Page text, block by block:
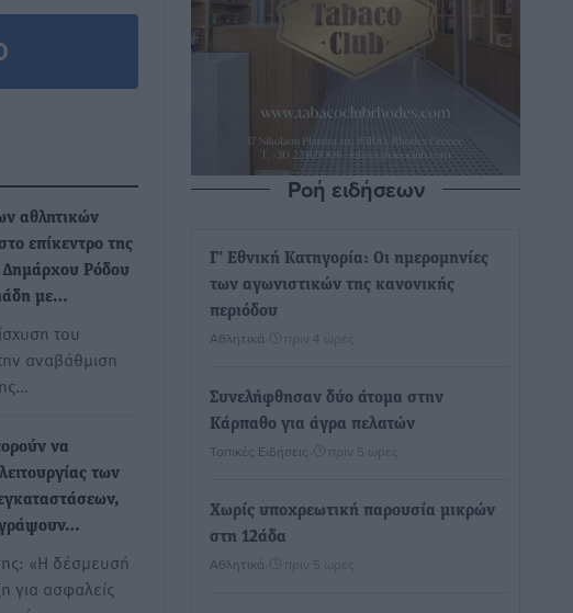
αθλητικών
επίκεντρο της
Ρόδου
με…
του
αναβάθμιση
να
των
«Η δέσμευσή
για ασφαλείς
Ροή ειδήσεων
Γ’ Εθνική Κατηγορία: Οι ημερομηνίες
των αγωνιστικών της κανονικής
περιόδου
Αθλητικά πριν 4 ώρες
Συνελήφθησαν δύο άτομα στην
Κάρπαθο για άγρα πελατών
Τοπικές Ειδήσεις πριν 5 ώρες
Χωρίς υποχρεωτική παρουσία μικρών
στη 12άδα
Αθλητικά πριν 5 ώρες